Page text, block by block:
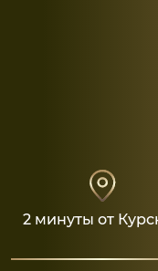
2 минуты от